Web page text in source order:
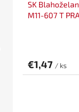
SK
M11-607 T
€1,47 / ks